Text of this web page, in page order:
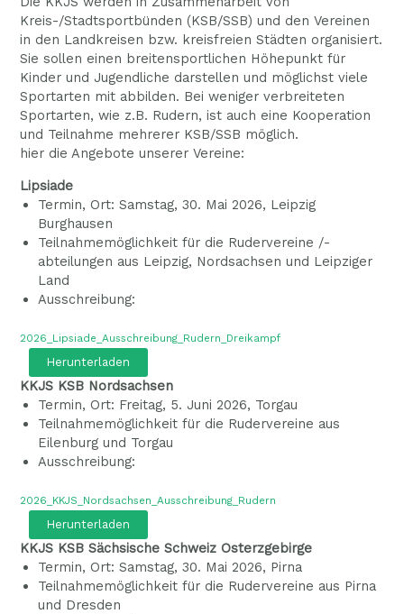
Kreis-/Stadtsportbünden (KSB/SSB) und den Vereinen
in den Landkreisen bzw. kreisfreien Städten organisiert.
Sie sollen einen breitensportlichen Höhepunkt für
Kinder und Jugendliche darstellen und möglichst viele
Sportarten mit abbilden. Bei weniger verbreiteten
Sportarten, wie z.B. Rudern, ist auch eine Kooperation
und Teilnahme mehrerer KSB/SSB möglich.
hier die Angebote unserer Vereine:
Lipsiade
Termin, Ort: Samstag, 30. Mai 2026, Leipzig
Burghausen
Teilnahmemöglichkeit für die Rudervereine /-
abteilungen aus Leipzig, Nordsachsen und Leipziger
Land
Ausschreibung:
2026_Lipsiade_Ausschreibung_Rudern_Dreikampf
Herunterladen
KKJS KSB Nordsachsen
Termin, Ort: Freitag, 5. Juni 2026, Torgau
Teilnahmemöglichkeit für die Rudervereine aus
Eilenburg und Torgau
Ausschreibung:
2026_KKJS_Nordsachsen_Ausschreibung_Rudern
Herunterladen
KKJS KSB Sächsische Schweiz Osterzgebirge
Termin, Ort: Samstag, 30. Mai 2026, Pirna
Teilnahmemöglichkeit für die Rudervereine aus Pirna
und Dresden